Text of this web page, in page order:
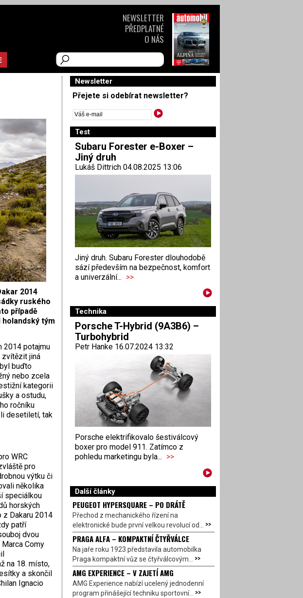
2014
ruského
případě
tým
2014 potajmu
zvítězit jiná
buďto
nebo zcela
kategorii
a ostudu,
ročníku
desetiletí, tak
WRC
pro
výtku či
několika
speciálkou
horských
Dakaru 2014
patří
dvou
Comy
na 18. místo,
a skončil
Ignacio
Newsletter
Přejete si odebírat newsletter?
Test
Subaru Forester e-Boxer –
Jiný druh
Lukáš Dittrich 04.08.2025 13:06
Jiný druh. Subaru Forester dlouhodobě
sází především na bezpečnost, komfort
a univerzální... >>
Technika
Porsche T-Hybrid (9A3B6) –
Turbohybrid
Petr Hanke 16.07.2024 13:32
Porsche elektrifikovalo šestiválcový
boxer pro model 911. Zatímco z
pohledu marketingu byla... >>
Další články
PEUGEOT HYPERSQUARE – PO DRÁTĚ
Přechod z mechanického řízení na
elektronické bude první velkou revolucí od... >>
PRAGA ALFA – KOMPAKTNÍ ČTYŘVÁLCE
Na jaře roku 1923 představila automobilka
Praga kompaktní vůz se čtyřválcovým... >>
AMG EXPERIENCE – V ZAJETÍ AMG
AMG Experience nabízí ucelený jednodenní
program přinášející techniku sportovní... >>
NEWSLETTER
PŘEDPLATNÉ
O NÁS